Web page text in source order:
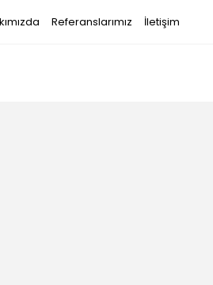
Referanslarımız İletişim